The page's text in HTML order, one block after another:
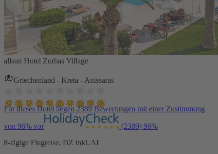
allsun Hotel Zorbas Village
Griechenland - Kreta - Anissaras
Für dieses Hotel liegen 2389 Bewertungen mit einer Zustimmung
von 96% vor (2389) 96%
8-tägige Flugreise, DZ inkl. AI